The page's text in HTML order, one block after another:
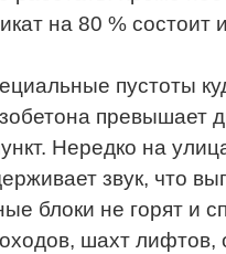
на 80 %
пустоты
превышает
Нередко на
звук, что
блоки не горят и
шахт лифтов,